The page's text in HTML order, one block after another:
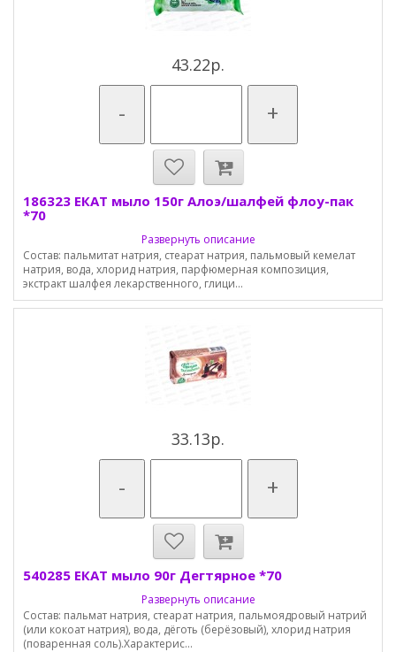
43.22р.
- +
186323 ЕКАТ мыло 150г Алоэ/шалфей флоу-пак
*70
Развернуть описание
Состав: пальмитат натрия, стеарат натрия, пальмовый кемелат
натрия, вода, хлорид натрия, парфюмерная композиция,
экстракт шалфея лекарственного, глици...
33.13р.
- +
540285 ЕКАТ мыло 90г Дегтярное *70
Развернуть описание
Состав: пальмат натрия, стеарат натрия, пальмоядровый натрий
(или кокоат натрия), вода, дёготь (берёзовый), хлорид натрия
(поваренная соль).Характерис...